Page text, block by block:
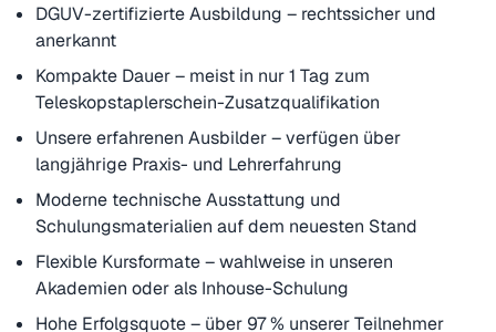
DGUV-zertifizierte Ausbildung – rechtssicher und
anerkannt
Kompakte Dauer – meist in nur 1 Tag zum
Teleskopstaplerschein-Zusatzqualifikation
Unsere erfahrenen Ausbilder – verfügen über
langjährige Praxis- und Lehrerfahrung
Moderne technische Ausstattung und
Schulungsmaterialien auf dem neuesten Stand
Flexible Kursformate – wahlweise in unseren
Akademien oder als Inhouse-Schulung
Hohe Erfolgsquote – über 97 % unserer Teilnehmer